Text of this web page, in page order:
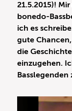
21.5.2015)! Mir
bonedo-
ich es
gute
die
einzugehen.
Basslegenden